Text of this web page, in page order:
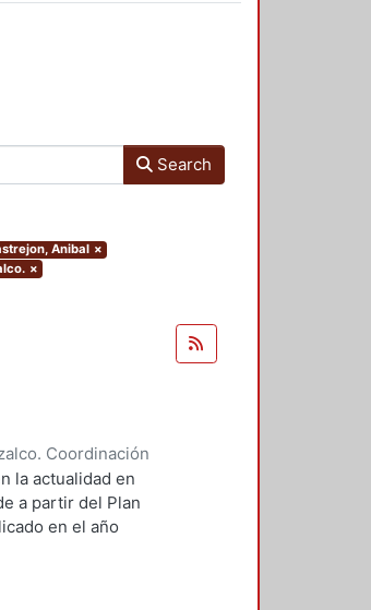
Search
Anibal ×
×
Coordinación
;Díaz
la actualidad en
a partir del Plan
en el año